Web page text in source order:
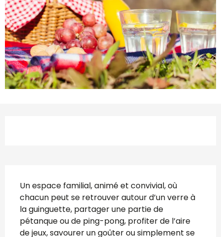
Description
Un espace familial, animé et convivial, où
chacun peut se retrouver autour d’un verre à
la guinguette, partager une partie de
pétanque ou de ping-pong, profiter de l’aire
de jeux, savourer un goûter ou simplement se